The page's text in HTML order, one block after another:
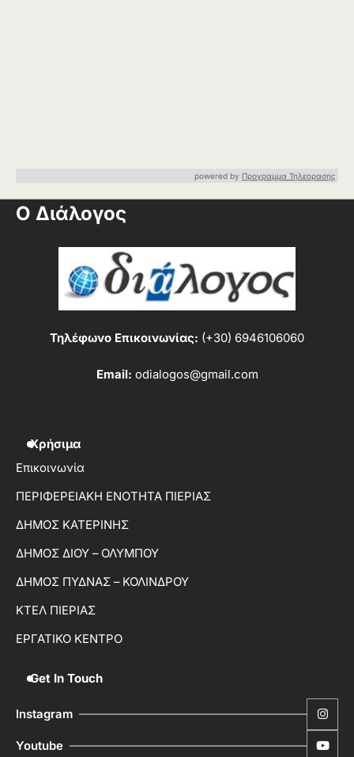
powered by Προγραμμα Τηλεορασης
Ο Διάλογος
Τηλέφωνο Επικοινωνίας: (+30) 6946106060
Email: odialogos@gmail.com
Χρήσιμα
Επικοινωνία
ΠΕΡΙΦΕΡΕΙΑΚΗ ΕΝΟΤΗΤΑ ΠΙΕΡΙΑΣ
ΔΗΜΟΣ ΚΑΤΕΡΙΝΗΣ
ΔΗΜΟΣ ΔΙΟΥ – ΟΛΥΜΠΟΥ
ΔΗΜΟΣ ΠΥΔΝΑΣ – ΚΟΛΙΝΔΡΟΥ
ΚΤΕΛ ΠΙΕΡΙΑΣ
ΕΡΓΑΤΙΚΟ ΚΕΝΤΡΟ
Get In Touch
Instagram
Youtube